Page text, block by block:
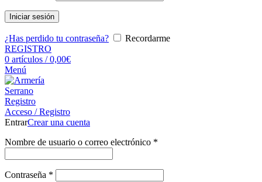
Iniciar sesión
¿Has perdido tu contraseña?
Recordarme
REGISTRO
0 artículos / 0,00€
Menú
Registro
Acceso / Registro
EntrarCrear una cuenta
Nombre de usuario o correo electrónico *
Contraseña *